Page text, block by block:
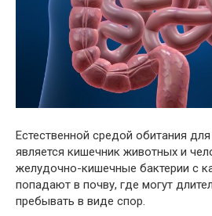
Естественной средой обитания
является кишечник животных и
желудочно-кишечные бактерии с
попадают в почву, где могут
пребывать в виде спор.